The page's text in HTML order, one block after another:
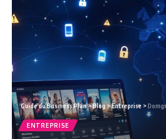
Guide du Business Plan>Blog>Entreprise >Domgrav :
ENTREPRISE